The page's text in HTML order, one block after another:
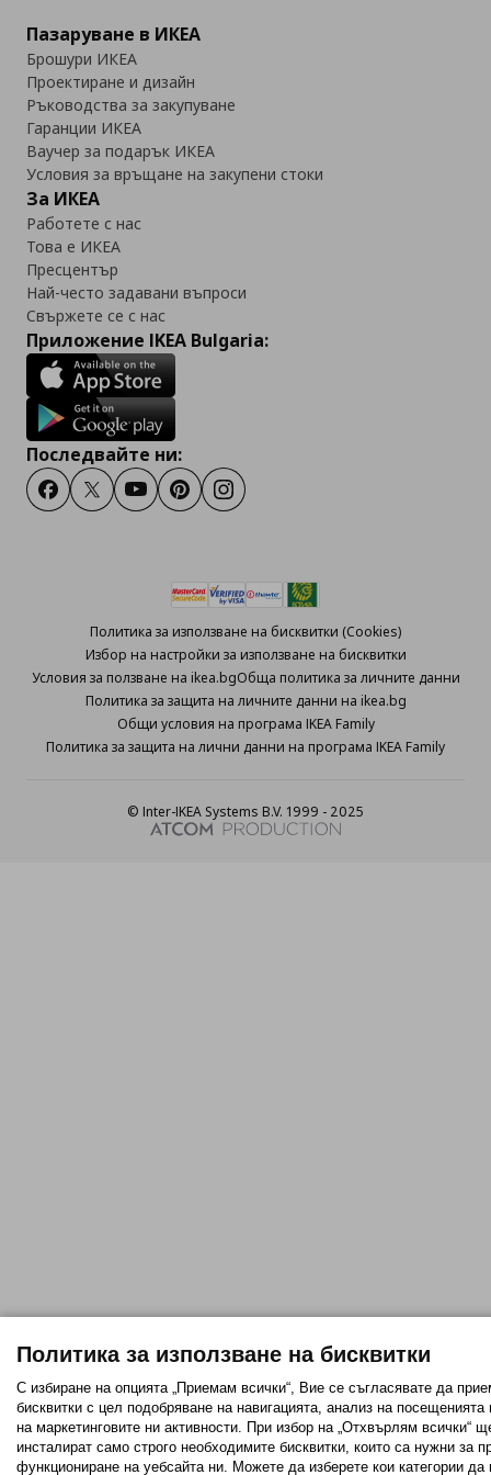
Пазаруване в ИКЕА
Брошури ИКЕА
Проектиране и дизайн
Ръководства за закупуване
Гаранции ИКЕА
Ваучер за подарък ИКЕА
Условия за връщане на закупени стоки
За ИКЕА
Работете с нас
Това е ИКЕА
Пресцентър
Най-често задавани въпроси
Свържете се с нас
Приложение IKEA Bulgaria:
Последвайте ни:
FacebookTwitterYoutubePinterestInstagram
Политика за използване на бисквитки (Cookies)
Избор на настройки за използване на бисквитки
Условия за ползване на ikea.bgОбща политика за личните данни
Политика за защита на личните данни на ikea.bg
Общи условия на програма IKEA Family
Политика за защита на лични данни на програма IKEA Family
© Inter-IKEA Systems B.V. 1999 - 2025
Политика за използване на бисквитки
С избиране на опцията „Приемам всички“, Вие се съгласявате да
бисквитки с цел подобряване на навигацията, анализ на посещенията
на маркетинговите ни активности. При избор на „Отхвърлям всички“
инсталират само строго необходимитe бисквитки, които са нужни за
функциониране на уебсайта ни. Можете да изберете кои категории да